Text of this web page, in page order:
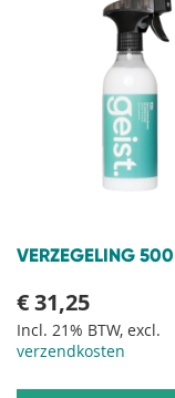
VERLANGLIJST
VERZEGELING
€ 31,25
Incl. 21% BTW, excl.
verzendkosten